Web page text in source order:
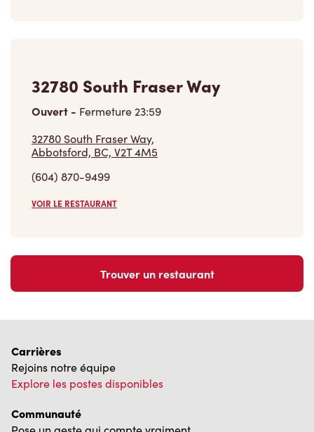
32780 South Fraser Way,
Abbotsford, BC, V2T 4M5
(604) 870-9499
VOIR LE RESTAURANT
Carrières
Explore les postes disponibles
Communauté
Pose un geste qui compte vraiment
En savoir plus
Trouver un restaurant Tim Hortons